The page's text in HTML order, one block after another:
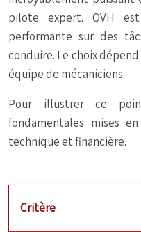
pilote expert. OVH
performante sur des
conduire. Le choix
équipe de mécaniciens.
Pour illustrer ce
fondamentales mises
technique et financière.
Critère